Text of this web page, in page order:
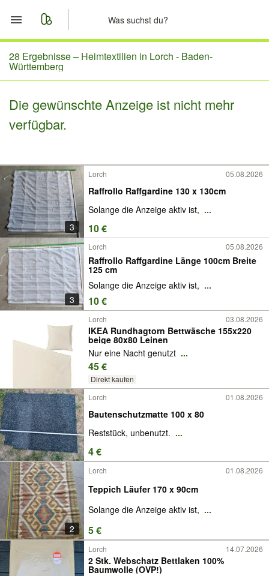
Start
Merkliste
Nachrichten
28 Ergebnisse – Heimtextilien in Lorch - Baden-
Württemberg
Die gewünschte Anzeige ist nicht mehr
verfügbar.
3
Lorch 05.08.2026
Raffrollo Raffgardine 130 x 130cm
Solange die Anzeige aktiv ist, ...
10 €
3
Lorch 05.08.2026
Raffrollo Raffgardine Länge 100cm Breite
125 cm
Solange die Anzeige aktiv ist, ...
10 €
Lorch 03.08.2026
IKEA Rundhagtorn Bettwäsche 155x220
beige 80x80 Leinen
Nur eine Nacht genutzt ...
45 €
Direkt kaufen
Lorch
01.08.2026
Bautenschutzmatte 100 x 80
Reststück, unbenutzt. ...
4 €
2
Lorch 01.08.2026
Teppich Läufer 170 x 90cm
Solange die Anzeige aktiv ist, ...
5 €
Lorch 14.07.2026
2 Stk. Webschatz Bettlaken 100%
Baumwolle (OVP!)